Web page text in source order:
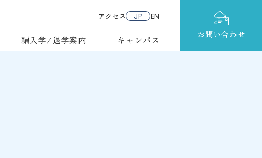
編入学/退学案内 キャンパス
アクセス JP EN
お問い合わせ